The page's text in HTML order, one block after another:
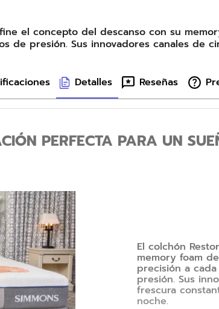
el concepto del descanso con su
de presión. Sus innovadores canales de
Detalles Reseñas
PERFECTA PARA UN
El colchón
memory foam
precisión a
presión. Sus
frescura
noche.